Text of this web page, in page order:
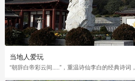
当地人爱玩